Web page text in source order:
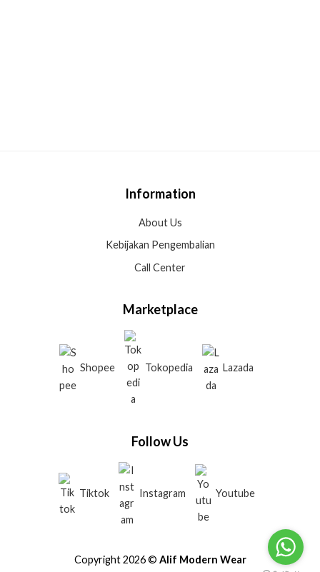
Information
About Us
Kebijakan Pengembalian
Call Center
Marketplace
Shopee Tokopedia Lazada
Follow Us
Tiktok Instagram Youtube
Copyright 2026 © Alif Modern Wear